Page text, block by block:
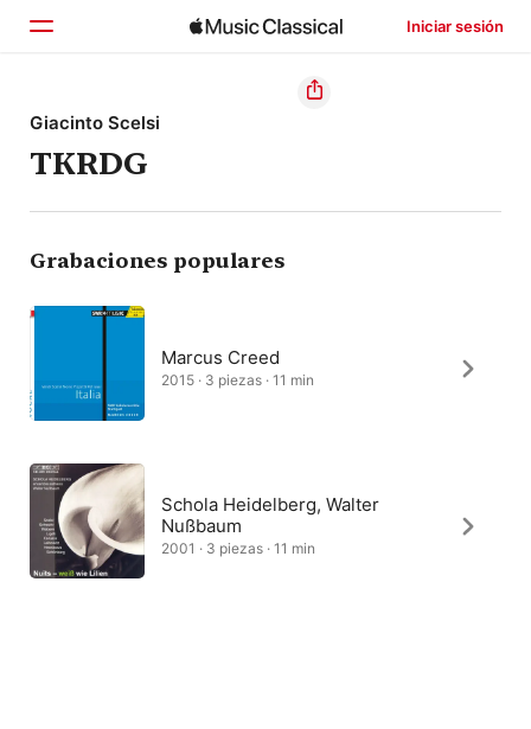
Iniciar sesión
Inicio
Explorar
Buscar
Giacinto Scelsi
TKRDG
Grabaciones populares
Marcus Creed
2015 · 3 piezas · 11 min
Schola Heidelberg, Walter
Nußbaum
2001 · 3 piezas · 11 min